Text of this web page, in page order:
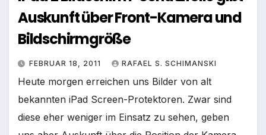
Auskunft über Front-Kamera und
Bildschirmgröße
FEBRUAR 18, 2011 RAFAEL S. SCHIMANSKI
Heute morgen erreichen uns Bilder von alt
bekannten iPad Screen-Protektoren. Zwar sind
diese eher weniger im Einsatz zu sehen, geben